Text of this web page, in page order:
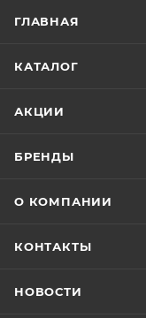
ГЛАВНАЯ
КАТАЛОГ
АКЦИИ
БРЕНДЫ
О КОМПАНИИ
КОНТАКТЫ
НОВОСТИ